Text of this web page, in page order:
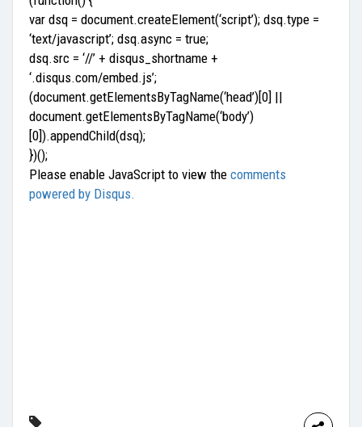
var dsq = document.createElement(‘script’); dsq.type =
‘text/javascript’; dsq.async = true;
dsq.src = ‘//’ + disqus_shortname +
‘.disqus.com/embed.js’;
(document.getElementsByTagName(‘head’)[0] ||
document.getElementsByTagName(‘body’)
[0]).appendChild(dsq);
})();
Please enable JavaScript to view the comments
powered by Disqus.